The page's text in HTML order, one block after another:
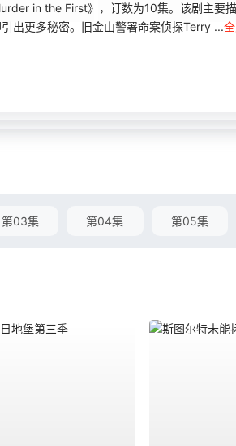
in the First》，订数为10集。该剧主要
出更多秘密。旧金山警署命案侦探Terry ...
第03集 第04集 第05集